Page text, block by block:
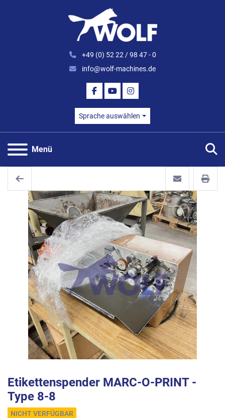
+49 (0) 52 22 / 98 47 - 0
info@wolf-machines.de
FACEBOOK
YOUTUBEINSTAGRAM
Sprache auswählen
Menü
Etikettenspender MARC-O-PRINT -
Type 8-8
NICHT VERFÜGBAR